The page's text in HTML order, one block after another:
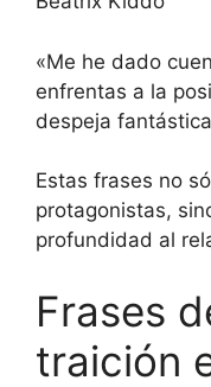
«Me he dado
enfrentas a la
despeja
Estas frases no
protagonistas,
profundidad al
Frases
traición